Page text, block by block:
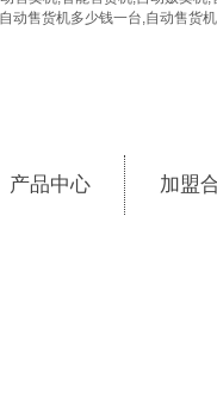
产品中心 加盟